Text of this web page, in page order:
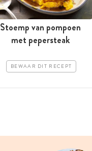
Stoemp van pompoen
met pepersteak
BEWAAR DIT RECEPT